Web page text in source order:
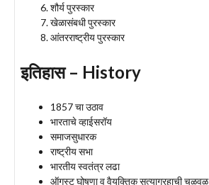
शौर्य पुरस्कार
खेळासंबधी पुरस्कार
आंतरराष्ट्रीय पुरस्कार
इतिहास – History
1857 चा उठाव
भारताचे व्हाईसरॉय
समाजसुधारक
राष्ट्रीय सभा
भारतीय स्वतंत्र लढा
ऑगस्ट घोषणा व वैयक्तिक सत्याग्रहाची चळवळ